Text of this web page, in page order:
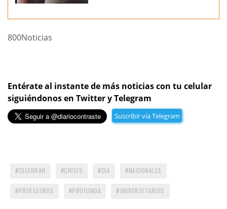
800Noticias
Entérate al instante de más noticias con tu celular
siguiéndonos en Twitter y Telegram
Suscribir vía Telegram
CELEBRAN CRISIS DIA NACIONALES
PROFESORES PROFUNDA UNIVERSITARIOS